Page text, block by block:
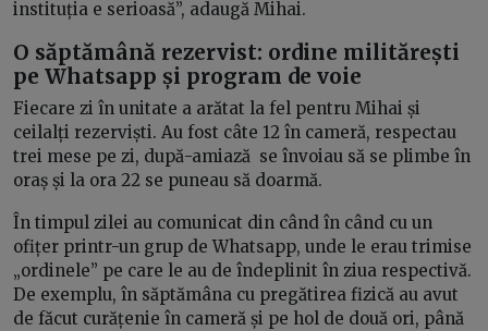
instituția e serioasă”, adaugă Mihai.
O săptămână rezervist: ordine militărești
pe Whatsapp și program de voie
Fiecare zi în unitate a arătat la fel pentru Mihai și
ceilalți rezerviști. Au fost câte 12 în cameră, respectau
trei mese pe zi, după-amiază se învoiau să se plimbe în
oraș și la ora 22 se puneau să doarmă.
În timpul zilei au comunicat din când în când cu un
ofițer printr-un grup de Whatsapp, unde le erau trimise
„ordinele” pe care le au de îndeplinit în ziua respectivă.
De exemplu, în săptămâna cu pregătirea fizică au avut
de făcut curățenie în cameră și pe hol de două ori, până